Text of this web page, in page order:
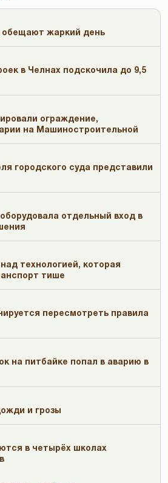
обещают жаркий день
в Челнах подскочила до 9,5
ограждение,
на Машиностроительной
городского суда представили
отдельный вход в
технологией, которая
тише
пересмотреть правила
на питбайке попал в аварию в
и грозы
в четырёх школах